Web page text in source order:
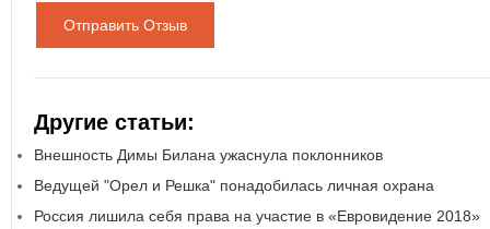
Отправить Отзыв
Другие статьи:
Внешность Димы Билана ужаснула поклонников
Ведущей "Орел и Решка" понадобилась личная охрана
Россия лишила себя права на участие в «Евровидение 2018»